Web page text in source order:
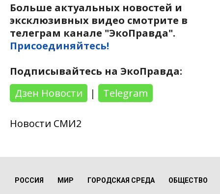
Больше актуальных новостей и
эксклюзивных видео смотрите в
телеграм канале "ЭкоПравда".
Присоединяйтесь!
Подписывайтесь на ЭкоПравда:
Дзен Новости
| Telegram
Новости СМИ2
РОССИЯ МИР ГОРОДСКАЯ СРЕДА ОБЩЕСТВО